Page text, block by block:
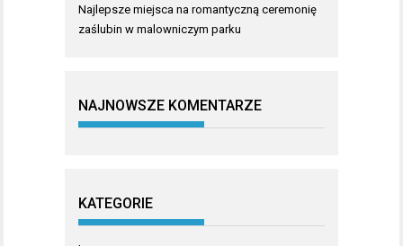
Najlepsze miejsca na romantyczną ceremonię
zaślubin w malowniczym parku
NAJNOWSZE KOMENTARZE
KATEGORIE